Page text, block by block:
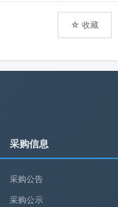
☆ 收藏
采购信息
采购公告
采购公示